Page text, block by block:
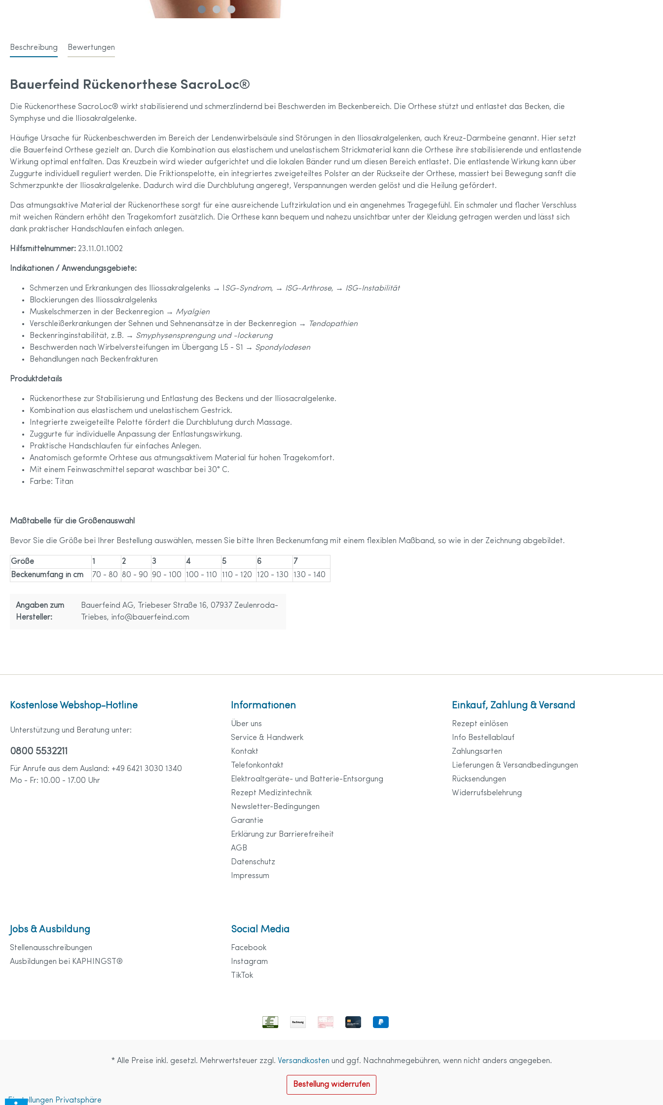
Accessoires
Anita Sport-Kollektion
Anita care Größentabelle
Beschreibung Bewertungen
Bauerfeind Rückenorthese SacroLoc®
Die Rückenorthese SacroLoc® wirkt stabilisierend und schmerzlindernd bei Beschwerden im Beckenbereich. Die Orthese stützt und entlastet das Becken, die
Symphyse und die Iliosakralgelenke.
Häufige Ursache für Rückenbeschwerden im Bereich der Lendenwirbelsäule sind Störungen in den Iliosakralgelenken, auch Kreuz-Darmbeine genannt. Hier setzt
die Bauerfeind Orthese gezielt an. Durch die Kombination aus elastischem und unelastischem Strickmaterial kann die Orthese ihre stabilisierende und entlastende
Wirkung optimal entfalten. Das Kreuzbein wird wieder aufgerichtet und die lokalen Bänder rund um diesen Bereich entlastet. Die entlastende Wirkung kann über
Zuggurte individuell reguliert werden. Die Friktionspelotte, ein integriertes zweigeteiltes Polster an der Rückseite der Orthese, massiert bei Bewegung sanft die
Schmerzpunkte der Iliosakralgelenke. Dadurch wird die Durchblutung angeregt, Verspannungen werden gelöst und die Heilung gefördert.
Das atmungsaktive Material der Rückenorthese sorgt für eine ausreichende Luftzirkulation und ein angenehmes Tragegefühl. Ein schmaler und flacher Verschluss
mit weichen Rändern erhöht den Tragekomfort zusätzlich. Die Orthese kann bequem und nahezu unsichtbar unter der Kleidung getragen werden und lässt sich
dank praktischer Handschlaufen einfach anlegen.
Hilfsmittelnummer: 23.11.01.1002
Indikationen / Anwendungsgebiete:
Schmerzen und Erkrankungen des Iliossakralgelenks → I SG-Syndrom, → ISG-Arthrose, → ISG-Instabilität
Blockierungen des Iliossakralgelenks
Muskelschmerzen in der Beckenregion → Myalgien
Verschleißerkrankungen der Sehnen und Sehnenansätze in der Beckenregion →
Tendopathien
Beckenringinstabilität, z.B. → Smyphysensprengung und -lockerung
Beschwerden nach Wirbelversteifungen im Übergang L5 - S1 → Spondylodesen
Behandlungen nach Beckenfrakturen
Produktdetails
Rückenorthese zur Stabilisierung und Entlastung des Beckens und der Iliosacralgelenke.
Kombination aus elastischem und unelastischem Gestrick.
Integrierte zweigeteilte Pelotte fördert die Durchblutung durch Massage.
Zuggurte für individuelle Anpassung der Entlastungswirkung.
Praktische Handschlaufen für einfaches Anlegen.
Anatomisch geformte Orhtese aus atmungsaktivem Material für hohen Tragekomfort.
Mit einem Feinwaschmittel separat waschbar bei 30° C.
Farbe: Titan
Maßtabelle für die Größenauswahl
Bevor Sie die Größe bei Ihrer Bestellung auswählen, messen Sie bitte Ihren Beckenumfang mit einem flexiblen Maßband, so wie in der Zeichnung abgebildet.
Größe 1 2 3 4 5 6
7
Beckenumfang in cm
70 - 80 80 - 90 90 - 100 100 - 110 110 - 120 120 - 130 130 - 140
Angaben zum
Hersteller:
Bauerfeind AG, Triebeser Straße 16, 07937 Zeulenroda-
Triebes, info@bauerfeind.com
Kostenlose Webshop-Hotline
Unterstützung und Beratung unter:
0800 5532211
Für Anrufe aus dem Ausland: +49 6421 3030 1340
Mo - Fr: 10.00 - 17.00 Uhr
Informationen
Über uns
Service & Handwerk
Kontakt
Telefonkontakt
Elektroaltgeräte- und Batterie-Entsorgung
Rezept Medizintechnik
Newsletter-Bedingungen
Garantie
Erklärung zur Barrierefreiheit
AGB
Datenschutz
Impressum
Einkauf, Zahlung & Versand
Rezept einlösen
Info Bestellablauf
Zahlungsarten
Lieferungen & Versandbedingungen
Rücksendungen
Widerrufsbelehrung
Jobs & Ausbildung
Stellenausschreibungen
Ausbildungen bei KAPHINGST®
Social Media
Facebook
Instagram
TikTok
* Alle Preise inkl. gesetzl. Mehrwertsteuer zzgl. Versandkosten und ggf. Nachnahmegebühren, wenn nicht anders angegeben.
Bestellung widerrufen
Einstellungen Privatsphäre